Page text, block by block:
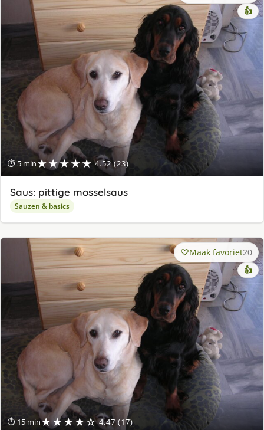
⏱ 5 min★★★★★ 4.52 (23)
👍
Saus: pittige mosselsaus
Sauzen & basics
⏱ 15 min★★★★☆ 4.47 (17)
Maak favoriet20
👍